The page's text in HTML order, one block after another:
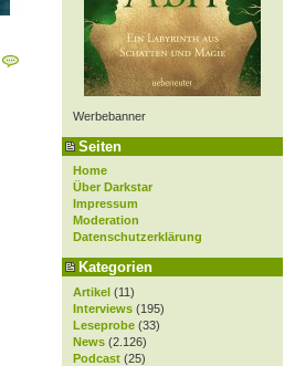
Werbebanner
Seiten
Home
Über Darkstar
Impressum
Moderation
Datenschutzerklärung
Kategorien
Artikel (11)
Interviews (195)
Leseprobe (33)
News (2.126)
Podcast (25)